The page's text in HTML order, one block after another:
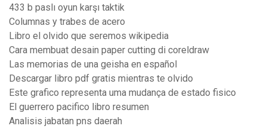
433 b paslı oyun karşı taktik
Columnas y trabes de acero
Libro el olvido que seremos wikipedia
Cara membuat desain paper cutting di coreldraw
Las memorias de una geisha en español
Descargar libro pdf gratis mientras te olvido
Este grafico representa uma mudança de estado fisico
El guerrero pacifico libro resumen
Analisis jabatan pns daerah